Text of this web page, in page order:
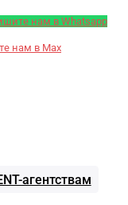
нам в Whatsapp
нам в Max
агентствам